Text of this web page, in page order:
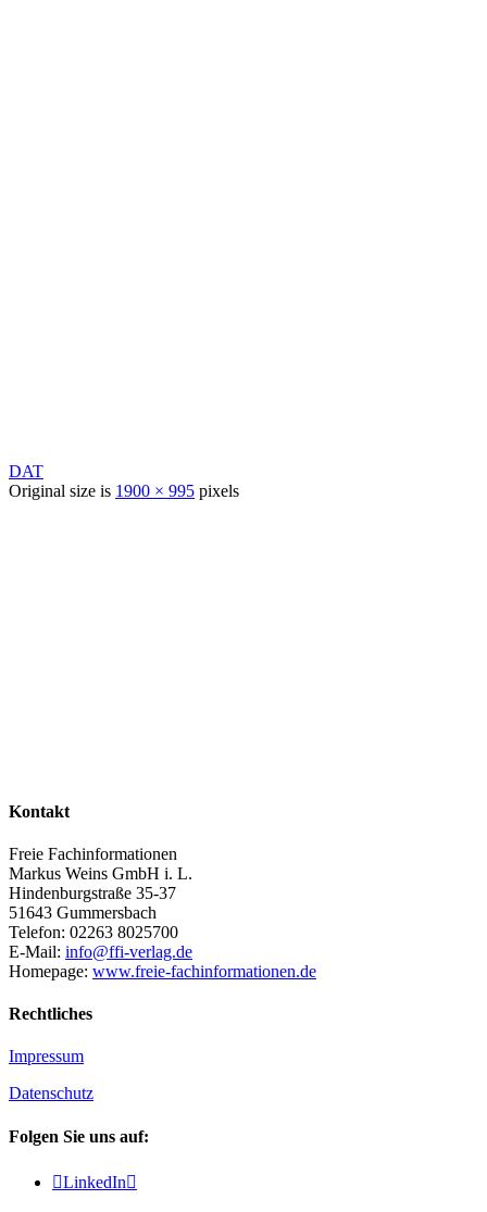
DAT
Original size is 1900 × 995 pixels
Kontakt
Freie Fachinformationen
Markus Weins GmbH i. L.
Hindenburgstraße 35-37
51643 Gummersbach
Telefon: 02263 8025700
E-Mail: info@ffi-verlag.de
Homepage: www.freie-fachinformationen.de
Rechtliches
Impressum
Datenschutz
Folgen Sie uns auf:
LinkedIn